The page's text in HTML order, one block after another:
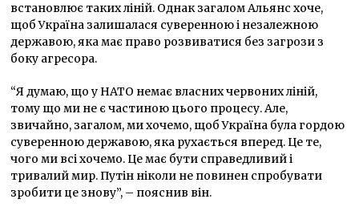
встановлює таких ліній. Однак загалом Альянс хоче,
щоб Україна залишалася суверенною і незалежною
державою, яка має право розвиватися без загрози з
боку агресора.
“Я думаю, що у НАТО немає власних червоних ліній,
тому що ми не є частиною цього процесу. Але,
звичайно, загалом, ми хочемо, щоб Україна була гордою
суверенною державою, яка рухається вперед. Це те,
чого ми всі хочемо. Це має бути справедливий і
тривалий мир. Путін ніколи не повинен спробувати
зробити це знову”, – пояснив він.